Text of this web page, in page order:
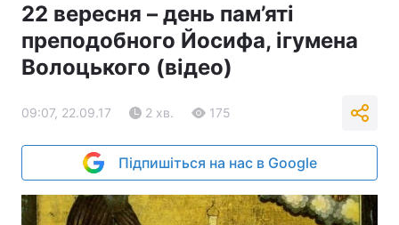
22 вересня – день пам’яті
преподобного Йосифа, ігумена
Волоцького (відео)
09:07, 22.09.17 2 хв. 175
Підпишіться на нас в Google